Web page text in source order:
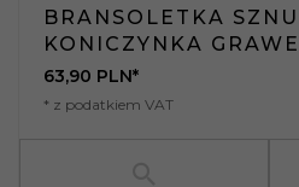
BRANSOLETKA
KONICZYNKA
63,90 PLN*
* z podatkiem VAT